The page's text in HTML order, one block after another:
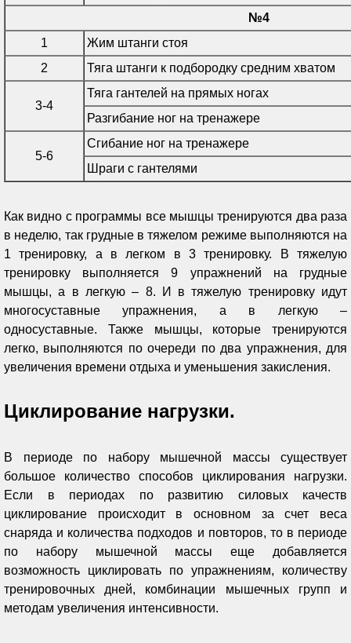
№4
1
Жим штанги стоя
2
Тяга штанги к подбородку средним хватом
3-4
Тяга гантелей на прямых ногах
Разгибание ног на тренажере
5-6
Сгибание ног на тренажере
Шраги с гантелями
Как видно с программы все мышцы тренируются два раза
в неделю, так грудные в тяжелом режиме выполняются на
1 тренировку, а в легком в 3 тренировку. В тяжелую
тренировку выполняется 9 упражнений на грудные
мышцы, а в легкую – 8. И в тяжелую тренировку идут
многосуставные упражнения, а в легкую –
односуставные. Также мышцы, которые тренируются
легко, выполняются по очереди по два упражнения, для
увеличения времени отдыха и уменьшения закисления.
Циклирование нагрузки.
В периоде по набору мышечной массы существует
большое количество способов циклирования нагрузки.
Если в периодах по развитию силовых качеств
циклирование происходит в основном за счет веса
снаряда и количества подходов и повторов, то в периоде
по набору мышечной массы еще добавляется
возможность циклировать по упражнениям, количеству
тренировочных дней, комбинации мышечных групп и
методам увеличения интенсивности.